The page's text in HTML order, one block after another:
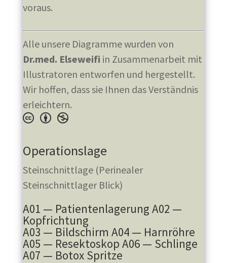
voraus.
Alle unsere Diagramme wurden von
Dr.med. Elseweifi in Zusammenarbeit mit
Illustratoren entworfen und hergestellt.
Wir hoffen, dass sie Ihnen das Verständnis
erleichtern.
Operationslage
Steinschnittlage (Perinealer
Steinschnittlager Blick)
A01 — Patientenlagerung A02 —
Kopfrichtung
A03 — Bildschirm A04 — Harnröhre
A05 — Resektoskop A06 — Schlinge
A07 — Botox Spritze